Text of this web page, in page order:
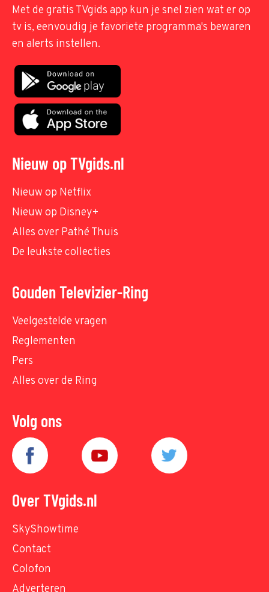
Met de gratis TVgids app kun je snel zien wat er op
tv is, eenvoudig je favoriete programma's bewaren
en alerts instellen.
Nieuw op TVgids.nl
Nieuw op Netflix
Nieuw op Disney+
Alles over Pathé Thuis
De leukste collecties
Gouden Televizier-Ring
Veelgestelde vragen
Reglementen
Pers
Alles over de Ring
Volg ons
Over TVgids.nl
SkyShowtime
Contact
Colofon